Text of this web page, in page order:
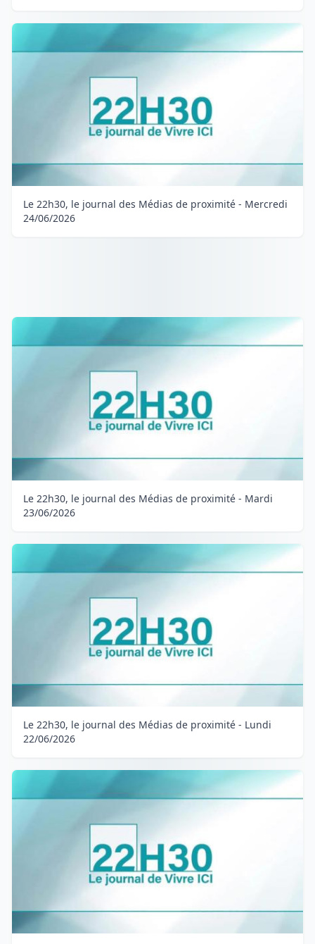
Le 22h30, le journal des Médias de proximité - Mercredi
24/06/2026
Le 22h30, le journal des Médias de proximité - Mardi
23/06/2026
Le 22h30, le journal des Médias de proximité - Lundi
22/06/2026